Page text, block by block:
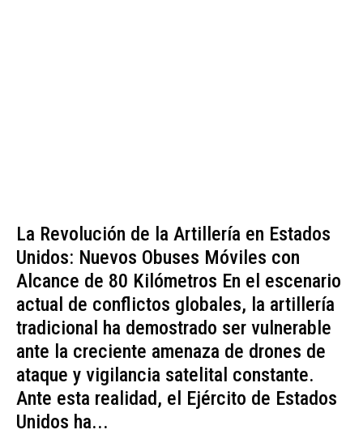
La Revolución de la Artillería en Estados
Unidos: Nuevos Obuses Móviles con
Alcance de 80 Kilómetros En el escenario
actual de conflictos globales, la artillería
tradicional ha demostrado ser vulnerable
ante la creciente amenaza de drones de
ataque y vigilancia satelital constante.
Ante esta realidad, el Ejército de Estados
Unidos ha...